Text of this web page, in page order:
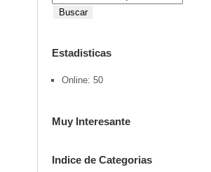
Estadisticas
Online: 50
Muy Interesante
Indice de Categorias